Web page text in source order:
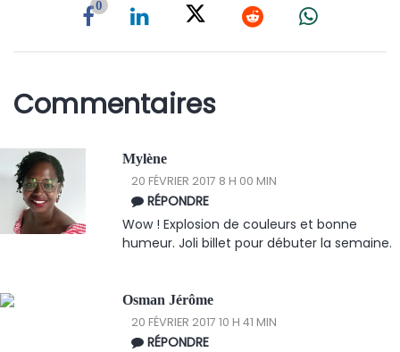
0
Commentaires
Mylène
20 FÉVRIER 2017 8 H 00 MIN
RÉPONDRE
Wow ! Explosion de couleurs et bonne
humeur. Joli billet pour débuter la semaine.
Osman Jérôme
20 FÉVRIER 2017 10 H 41 MIN
RÉPONDRE